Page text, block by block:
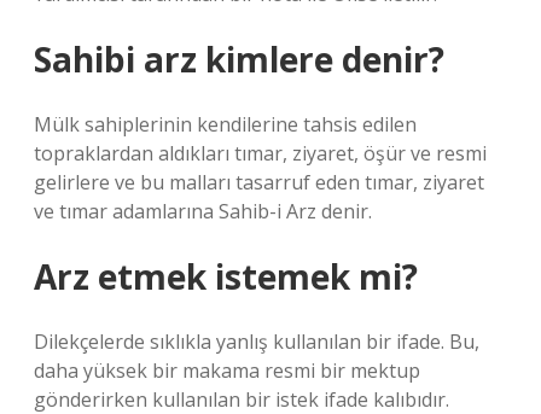
Sahibi arz kimlere denir?
Mülk sahiplerinin kendilerine tahsis edilen
topraklardan aldıkları tımar, ziyaret, öşür ve resmi
gelirlere ve bu malları tasarruf eden tımar, ziyaret
ve tımar adamlarına Sahib-i Arz denir.
Arz etmek istemek mi?
Dilekçelerde sıklıkla yanlış kullanılan bir ifade. Bu,
daha yüksek bir makama resmi bir mektup
gönderirken kullanılan bir istek ifade kalıbıdır.